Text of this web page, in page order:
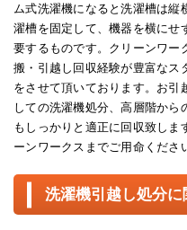
ム式洗濯機になると洗濯槽は
濯槽を固定して、機器を横にせ
要するものです。クリーンワー
搬・引越し回収経験が豊富なス
をさせて頂いております。お引
しての洗濯機処分、高層階か
もしっかりと適正に回収致しま
ーンワークスまでご用命くださ
洗濯機引越し処分に